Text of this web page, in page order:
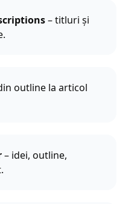
– titluri și
outline la articol
– idei, outline,